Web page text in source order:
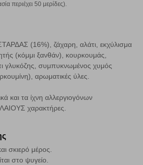
περιέχει 50 μερίδες).
(16%), ζάχαρη, αλάτι, εκχύλισμα
(κόμμι ξανθάν), κουρκουμάς,
γλυκόζης, συμπυκνωμένος χυμός
αρωματικές ύλες.
και τα ίχνη αλλεργιογόνων
χαρακτήρες.
σκιερό μέρος.
στο ψυγείο.